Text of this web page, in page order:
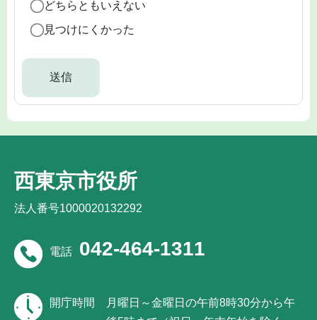
どちらともいえない
見つけにくかった
西東京市役所
法人番号1000020132292
電話 042-464-1311
開庁時間
月曜日～金曜日の午前8時30分から午